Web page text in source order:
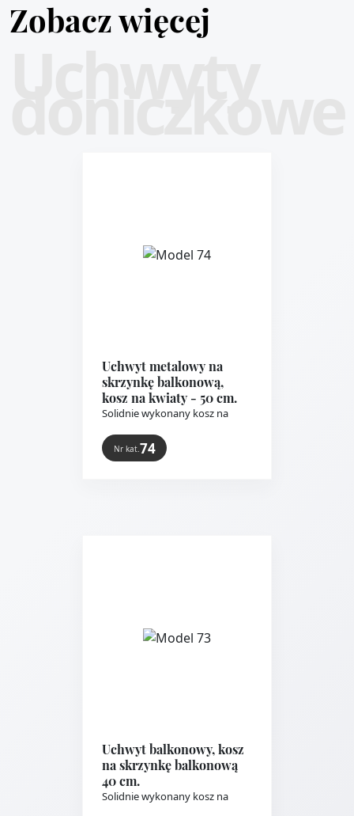
Zobacz więcej
Uchwyt metalowy na
skrzynkę balkonową,
kosz na kwiaty - 50 cm.
Solidnie wykonany kosz na
Nr kat.74
Uchwyt balkonowy, kosz
na skrzynkę balkonową
40 cm.
Solidnie wykonany kosz na